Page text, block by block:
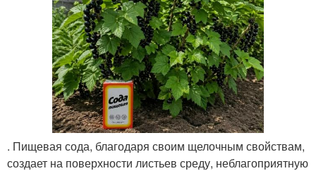
. Пищевая сода, благодаря своим щелочным свойствам,
создает на поверхности листьев среду, неблагоприятную